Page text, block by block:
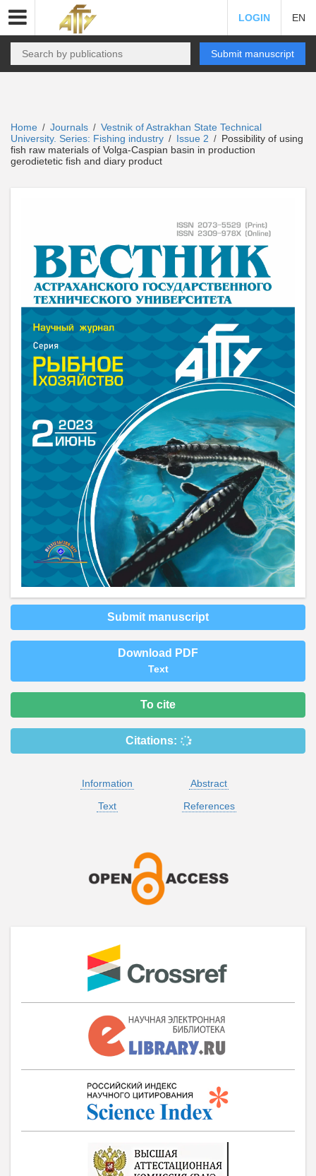
LOGIN EN
Submit manuscript
Home / Journals / Vestnik of Astrakhan State Technical
University. Series: Fishing industry / Issue 2 / Possibility of using
fish raw materials of Volga-Caspian basin in production
gerodietetic fish and diary product
Submit manuscript
Download PDF
Text
To cite
Citations:
Information
Abstract
Text
References